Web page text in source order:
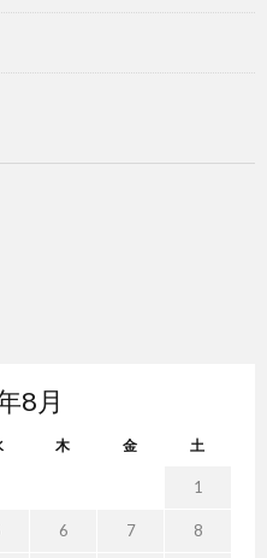
8月
木 金 土
1
6 7 8